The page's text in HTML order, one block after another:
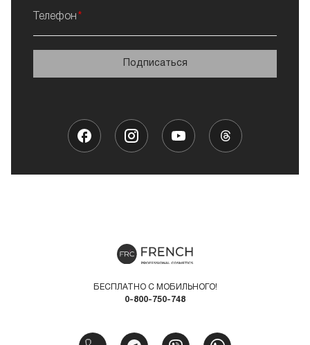
Телефон
Подписаться
БЕСПЛАТНО С МОБИЛЬНОГО!
0-800-750-748